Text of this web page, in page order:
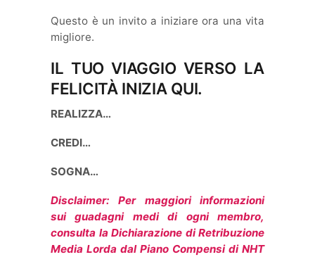
Questo è un invito a iniziare ora una vita
migliore.
IL TUO VIAGGIO VERSO LA
FELICITÀ INIZIA QUI.
REALIZZA…
CREDI…
SOGNA…
Disclaimer: Per maggiori informazioni
sui guadagni medi di ogni membro,
consulta la Dichiarazione di Retribuzione
Media Lorda dal Piano Compensi di NHT